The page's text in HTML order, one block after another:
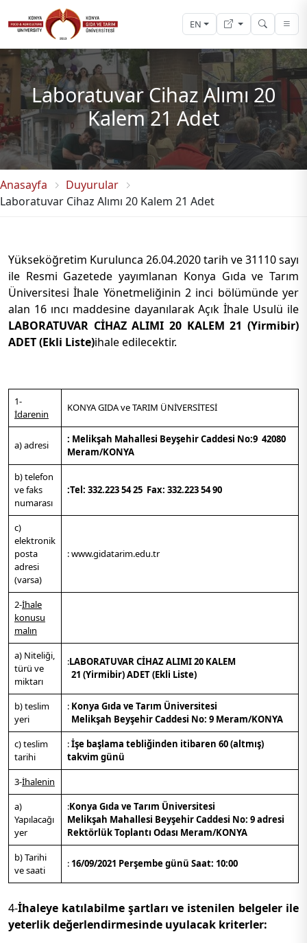
EN
Laboratuvar Cihaz Alımı 20
Kalem 21 Adet
Anasayfa
Duyurular
Laboratuvar Cihaz Alımı 20 Kalem 21 Adet
Yükseköğretim Kurulunca 26.04.2020 tarih ve 31110 sayı
ile Resmi Gazetede yayımlanan Konya Gıda ve Tarım
Üniversitesi İhale Yönetmeliğinin 2 inci bölümünde yer
alan 16 ıncı maddesine dayanılarak Açık İhale Usulü ile
LABORATUVAR CİHAZ ALIMI 20 KALEM 21 (Yirmibir)
ADET (Ekli Liste)ihale edilecektir.
1-
İdarenin
KONYA GIDA ve TARIM ÜNİVERSİTESİ
a) adresi : Melikşah Mahallesi Beyşehir Caddesi No:9 42080
Meram/KONYA
b) telefon
ve faks
numarası
:Tel: 332.223 54 25 Fax: 332.223 54 90
c)
elektronik
posta
adresi
(varsa)
: www.gidatarim.edu.tr
2-İhale
konusu
malın
a) Niteliği,
türü ve
miktarı
:LABORATUVAR CİHAZ ALIMI 20 KALEM
21 (Yirmibir) ADET (Ekli Liste)
b) teslim
yeri
: Konya Gıda ve Tarım Üniversitesi
Melikşah Beyşehir Caddesi No: 9 Meram/KONYA
c) teslim
tarihi
:İşe başlama tebliğinden itibaren 60 (altmış)
takvim günü
3-İhalenin
a)
Yapılacağı
yer
:Konya Gıda ve Tarım Üniversitesi
Melikşah Mahallesi Beyşehir Caddesi No: 9 adresi
Rektörlük Toplantı Odası Meram/KONYA
b) Tarihi
ve saati
: 16/09/2021 Perşembe günü Saat: 10:00
4-İhaleye katılabilme şartları ve istenilen belgeler ile
yeterlik değerlendirmesinde uyulacak kriterler: